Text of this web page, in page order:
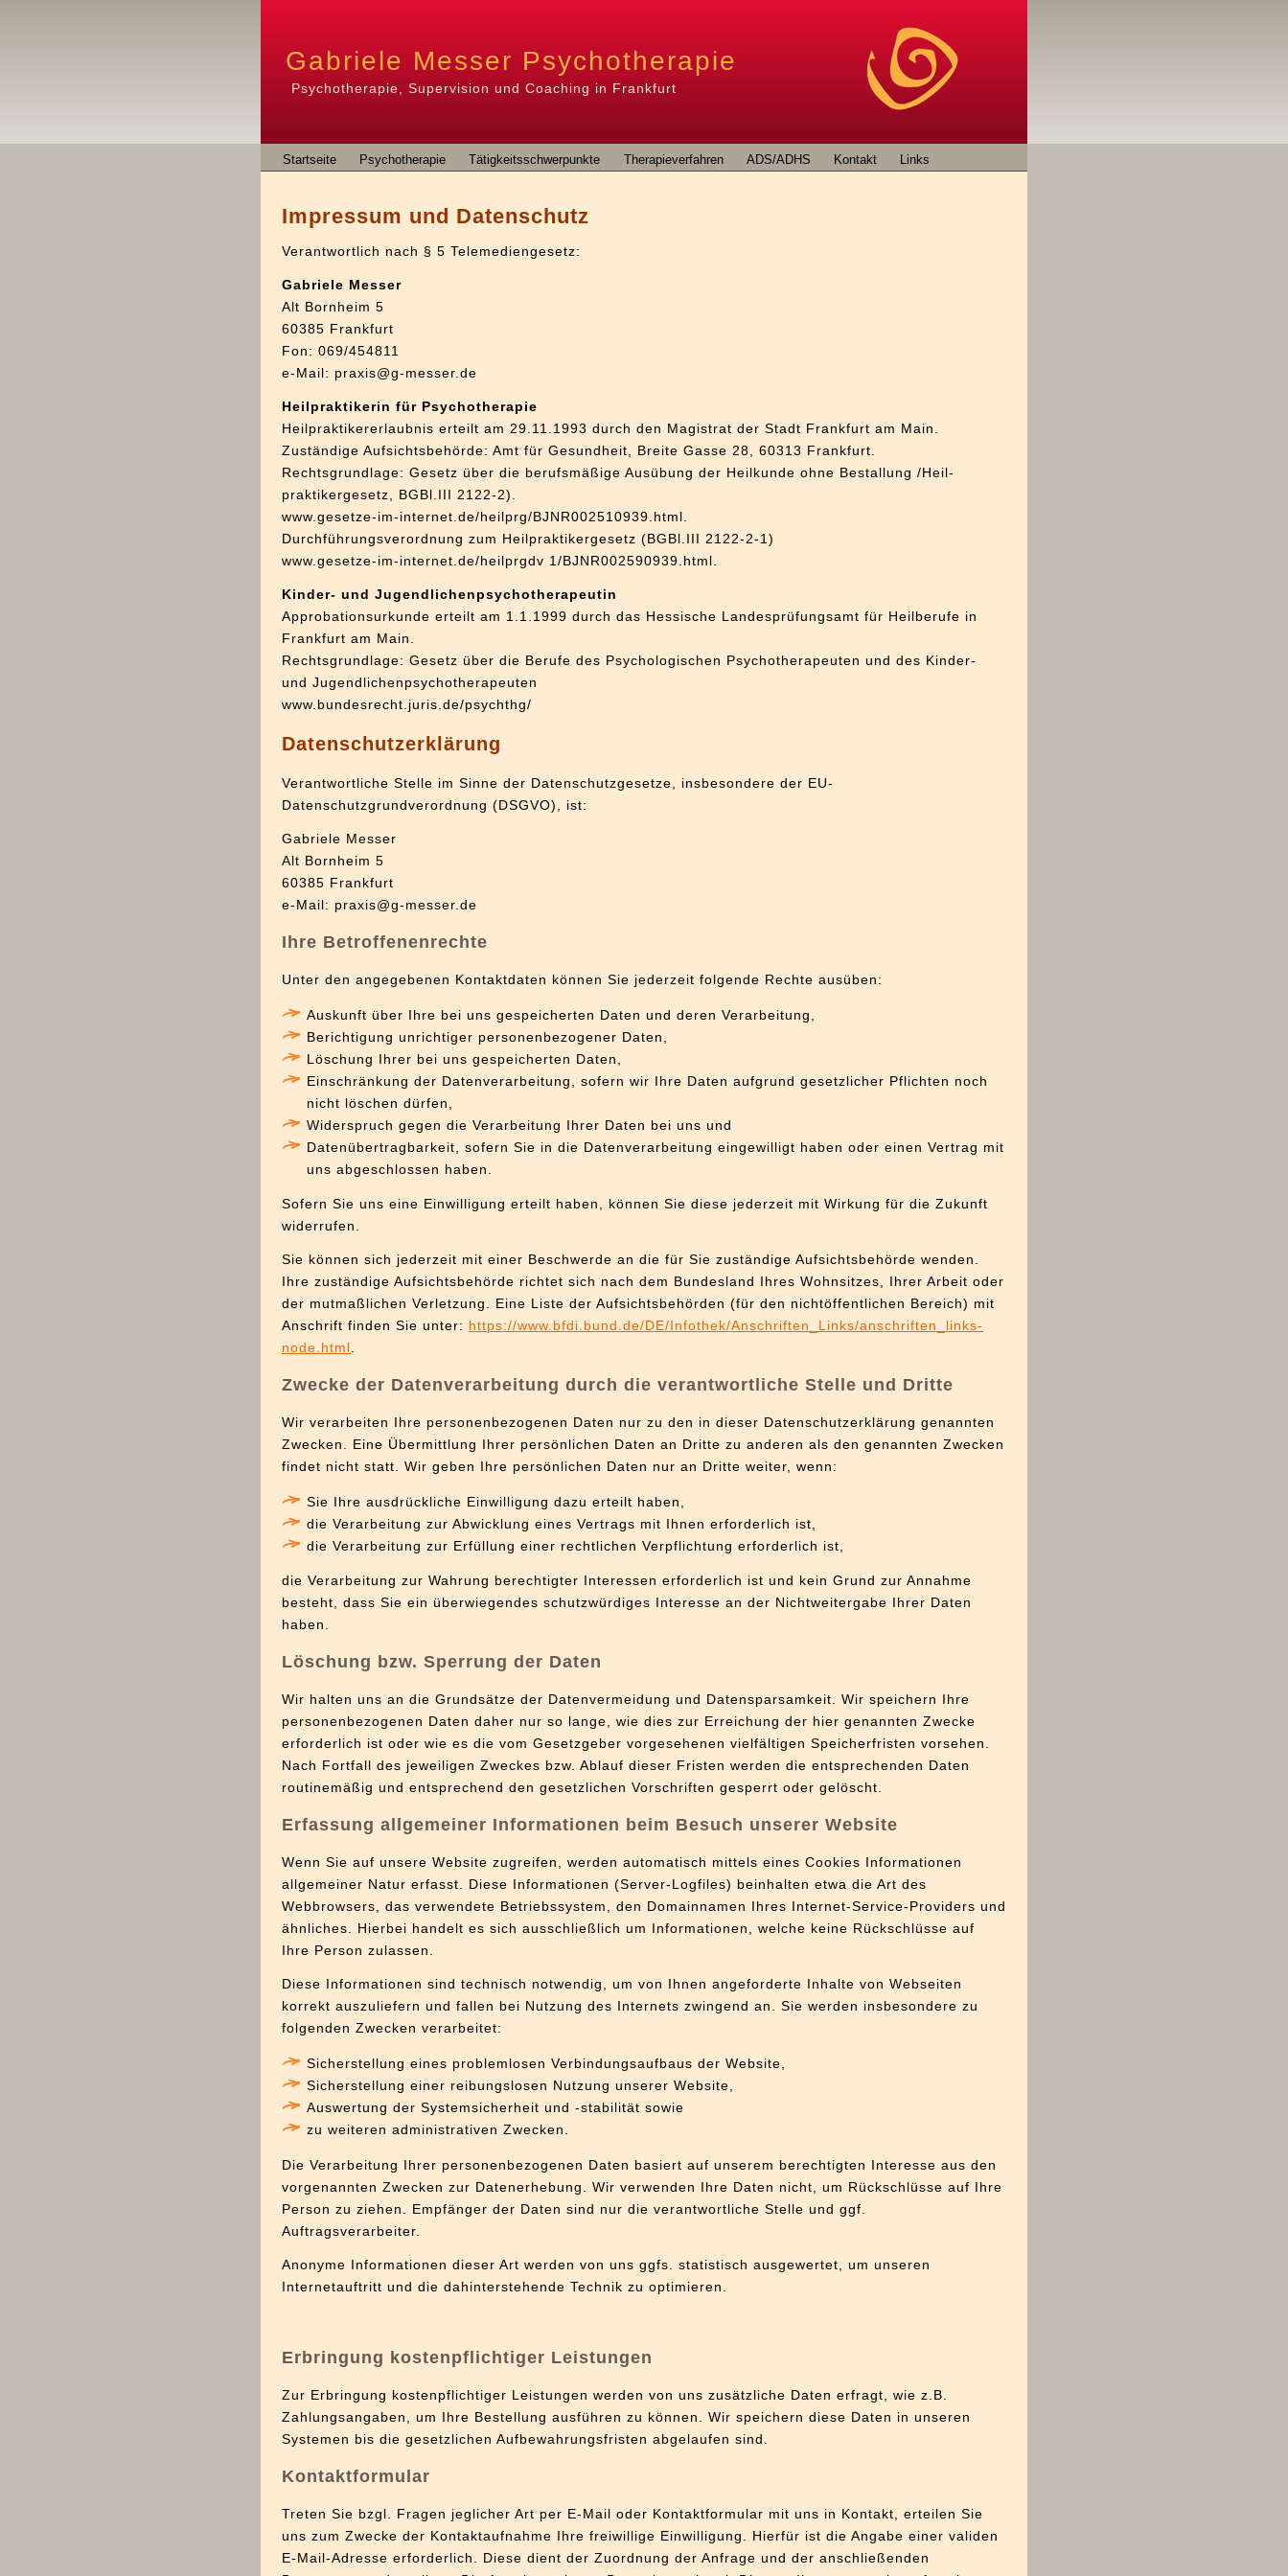
Gabriele Messer Psychotherapie
Psychotherapie, Supervision und Coaching in Frankfurt
Startseite Psychotherapie Tätigkeitsschwerpunkte Therapieverfahren ADS/ADHS Kontakt Links
Impressum und Datenschutz
Verantwortlich nach § 5 Telemediengesetz:
Gabriele Messer
Alt Bornheim 5
60385 Frankfurt
Fon: 069/454811
e-Mail: praxis@g-messer.de
Heilpraktikerin für Psychotherapie
Heilpraktikererlaubnis erteilt am 29.11.1993 durch den Magistrat der Stadt Frankfurt am Main.
Zuständige Aufsichtsbehörde: Amt für Gesundheit, Breite Gasse 28, 60313 Frankfurt.
Rechtsgrundlage: Gesetz über die berufsmäßige Ausübung der Heilkunde ohne Bestallung /Heil-
praktikergesetz, BGBl.III 2122-2).
www.gesetze-im-internet.de/heilprg/BJNR002510939.html.
Durchführungsverordnung zum Heilpraktikergesetz (BGBl.III 2122-2-1)
www.gesetze-im-internet.de/heilprgdv 1/BJNR002590939.html.
Kinder- und Jugendlichenpsychotherapeutin
Approbationsurkunde erteilt am 1.1.1999 durch das Hessische Landesprüfungsamt für Heilberufe in
Frankfurt am Main.
Rechtsgrundlage: Gesetz über die Berufe des Psychologischen Psychotherapeuten und des Kinder-
und Jugendlichenpsychotherapeuten
www.bundesrecht.juris.de/psychthg/
Datenschutzerklärung
Verantwortliche Stelle im Sinne der Datenschutzgesetze, insbesondere der EU-
Datenschutzgrundverordnung (DSGVO), ist:
Gabriele Messer
Alt Bornheim 5
60385 Frankfurt
e-Mail: praxis@g-messer.de
Ihre Betroffenenrechte
Unter den angegebenen Kontaktdaten können Sie jederzeit folgende Rechte ausüben:
Auskunft über Ihre bei uns gespeicherten Daten und deren Verarbeitung,
Berichtigung unrichtiger personenbezogener Daten,
Löschung Ihrer bei uns gespeicherten Daten,
Einschränkung der Datenverarbeitung, sofern wir Ihre Daten aufgrund gesetzlicher Pflichten noch
nicht löschen dürfen,
Widerspruch gegen die Verarbeitung Ihrer Daten bei uns und
Datenübertragbarkeit, sofern Sie in die Datenverarbeitung eingewilligt haben oder einen Vertrag mit
uns abgeschlossen haben.
Sofern Sie uns eine Einwilligung erteilt haben, können Sie diese jederzeit mit Wirkung für die Zukunft
widerrufen.
Sie können sich jederzeit mit einer Beschwerde an die für Sie zuständige Aufsichtsbehörde wenden.
Ihre zuständige Aufsichtsbehörde richtet sich nach dem Bundesland Ihres Wohnsitzes, Ihrer Arbeit oder
der mutmaßlichen Verletzung. Eine Liste der Aufsichtsbehörden (für den nichtöffentlichen Bereich) mit
Anschrift finden Sie unter: https://www.bfdi.bund.de/DE/Infothek/Anschriften_Links/anschriften_links-
node.html .
Zwecke der Datenverarbeitung durch die verantwortliche Stelle und Dritte
Wir verarbeiten Ihre personenbezogenen Daten nur zu den in dieser Datenschutzerklärung genannten
Zwecken. Eine Übermittlung Ihrer persönlichen Daten an Dritte zu anderen als den genannten Zwecken
findet nicht statt. Wir geben Ihre persönlichen Daten nur an Dritte weiter, wenn:
Sie Ihre ausdrückliche Einwilligung dazu erteilt haben,
die Verarbeitung zur Abwicklung eines Vertrags mit Ihnen erforderlich ist,
die Verarbeitung zur Erfüllung einer rechtlichen Verpflichtung erforderlich ist,
die Verarbeitung zur Wahrung berechtigter Interessen erforderlich ist und kein Grund zur Annahme
besteht, dass Sie ein überwiegendes schutzwürdiges Interesse an der Nichtweitergabe Ihrer Daten
haben.
Löschung bzw. Sperrung der Daten
Wir halten uns an die Grundsätze der Datenvermeidung und Datensparsamkeit. Wir speichern Ihre
personenbezogenen Daten daher nur so lange, wie dies zur Erreichung der hier genannten Zwecke
erforderlich ist oder wie es die vom Gesetzgeber vorgesehenen vielfältigen Speicherfristen vorsehen.
Nach Fortfall des jeweiligen Zweckes bzw. Ablauf dieser Fristen werden die entsprechenden Daten
routinemäßig und entsprechend den gesetzlichen Vorschriften gesperrt oder gelöscht.
Erfassung allgemeiner Informationen beim Besuch unserer Website
Wenn Sie auf unsere Website zugreifen, werden automatisch mittels eines Cookies Informationen
allgemeiner Natur erfasst. Diese Informationen (Server-Logfiles) beinhalten etwa die Art des
Webbrowsers, das verwendete Betriebssystem, den Domainnamen Ihres Internet-Service-Providers und
ähnliches. Hierbei handelt es sich ausschließlich um Informationen, welche keine Rückschlüsse auf
Ihre Person zulassen.
Diese Informationen sind technisch notwendig, um von Ihnen angeforderte Inhalte von Webseiten
korrekt auszuliefern und fallen bei Nutzung des Internets zwingend an. Sie werden insbesondere zu
folgenden Zwecken verarbeitet:
Sicherstellung eines problemlosen Verbindungsaufbaus der Website,
Sicherstellung einer reibungslosen Nutzung unserer Website,
Auswertung der Systemsicherheit und -stabilität sowie
zu weiteren administrativen Zwecken.
Die Verarbeitung Ihrer personenbezogenen Daten basiert auf unserem berechtigten Interesse aus den
vorgenannten Zwecken zur Datenerhebung. Wir verwenden Ihre Daten nicht, um Rückschlüsse auf Ihre
Person zu ziehen. Empfänger der Daten sind nur die verantwortliche Stelle und ggf.
Auftragsverarbeiter.
Anonyme Informationen dieser Art werden von uns ggfs. statistisch ausgewertet, um unseren
Internetauftritt und die dahinterstehende Technik zu optimieren.
Erbringung kostenpflichtiger Leistungen
Zur Erbringung kostenpflichtiger Leistungen werden von uns zusätzliche Daten erfragt, wie z.B.
Zahlungsangaben, um Ihre Bestellung ausführen zu können. Wir speichern diese Daten in unseren
Systemen bis die gesetzlichen Aufbewahrungsfristen abgelaufen sind.
Kontaktformular
Treten Sie bzgl. Fragen jeglicher Art per E-Mail oder Kontaktformular mit uns in Kontakt, erteilen Sie
uns zum Zwecke der Kontaktaufnahme Ihre freiwillige Einwilligung. Hierfür ist die Angabe einer validen
E-Mail-Adresse erforderlich. Diese dient der Zuordnung der Anfrage und der anschließenden